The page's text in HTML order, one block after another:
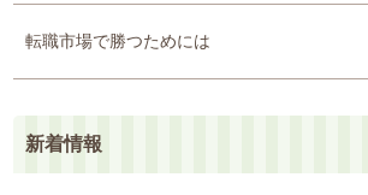
転職市場で勝つためには
新着情報